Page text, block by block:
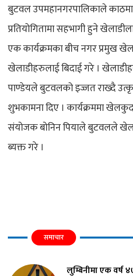
बुटवल उपमहानगरपालिकाले
प्रतियोगितामा सहभागी हुने
एक कार्यक्रमका बीच नगर प्रमुख
खेलाडीहरुलाई बिदाई गरे ।
पाण्डेयले बुटवलको इज्जत राख्दै
शुभकामना दिए । कार्यक्रममा
संयोजक बोनिन पियाले बुटवलले
ब्यक्त गरे ।
समाचार
लुम्बिनीमा एक वर्ष